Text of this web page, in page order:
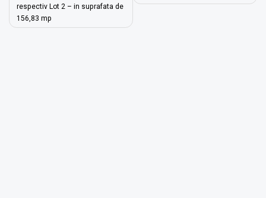
respectiv Lot 2 – in suprafata de
156,83 mp